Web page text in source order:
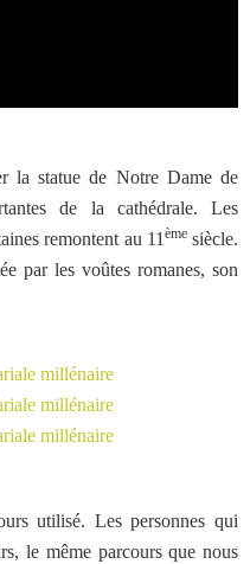
la statue de Notre Dame de
de la cathédrale. Les
remontent au 11 èmesiècle.
par les voûtes romanes, son
utilisé. Les personnes qui
le même parcours que nous